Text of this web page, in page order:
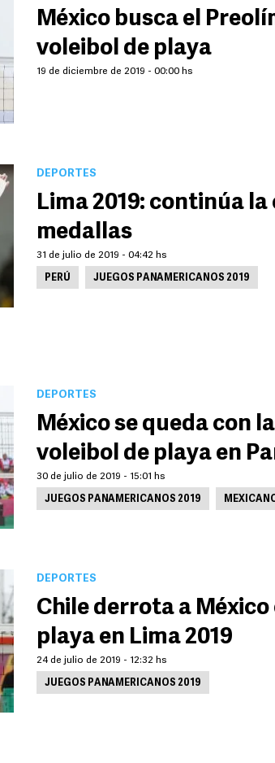
México busca el
voleibol de playa
19 de diciembre de 2019 - 00:00 hs
DEPORTES
Lima 2019: continúa la
medallas
31 de julio de 2019 - 04:42 hs
PERÚ JUEGOS PANAMERICANOS 2019
DEPORTES
México se queda con
voleibol de playa en
30 de julio de 2019 - 15:01 hs
JUEGOS PANAMERICANOS 2019
DEPORTES
Chile derrota a México
playa en Lima 2019
24 de julio de 2019 - 12:32 hs
JUEGOS PANAMERICANOS 2019